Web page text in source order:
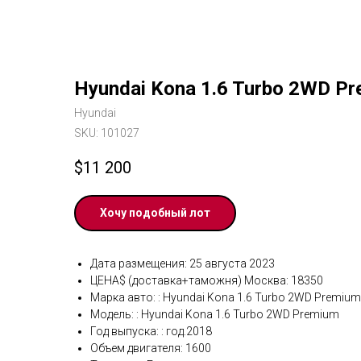
Hyundai Kona 1.6 Turbo 2WD
Hyundai
SKU: 101027
$11 200
Хочу подобный лот
Дата размещения: 25 августа 2023
ЦЕНА$ (доставка+таможня) Москва: 18350
Марка авто: : Hyundai Kona 1.6 Turbo 2WD Premium
Модель: : Hyundai Kona 1.6 Turbo 2WD Premium
Год выпуска: : год.2018
Объем двигателя: 1600